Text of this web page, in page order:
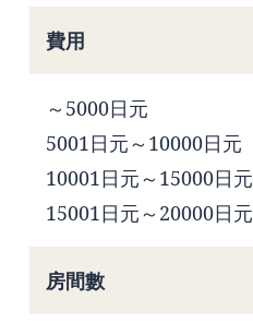
費用
～5000日元
5001日元～10000日元
10001日元～15000日元
15001日元～20000日元
房間數